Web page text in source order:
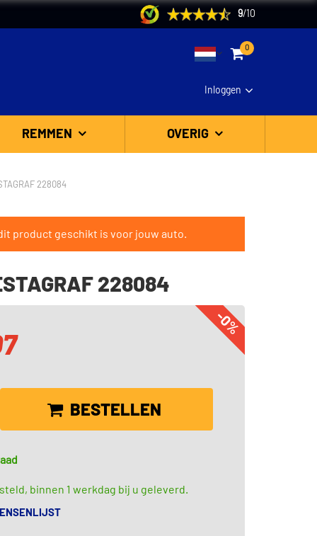
9/ 10
0
Inloggen
REMMEN OVERIG
228084
product geschikt is voor jouw auto.
228084
-0%
BESTELLEN
binnen 1 werkdag bij u geleverd.